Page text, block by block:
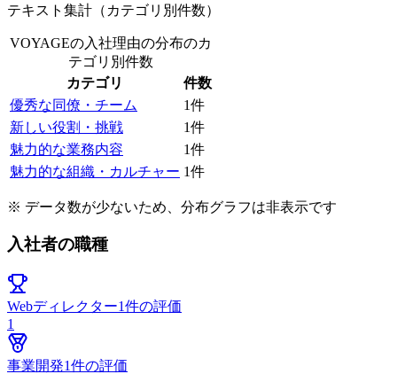
テキスト集計（カテゴリ別件数）
VOYAGEの入社理由の分布のカ
テゴリ別件数
カテゴリ
件数
優秀な同僚・チーム
1件
新しい役割・挑戦
1件
魅力的な業務内容
1件
魅力的な組織・カルチャー 1件
※ データ数が少ないため、分布グラフは非表示です
入社者の職種
Webディレクター1件の評価
1
事業開発1件の評価